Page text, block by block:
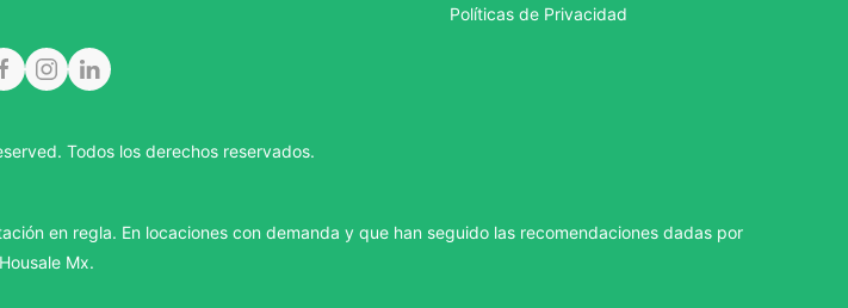
Políticas de Privacidad
Todos los derechos reservados.
en regla. En locaciones con demanda y que han seguido las recomendaciones dadas por
Housale Mx.